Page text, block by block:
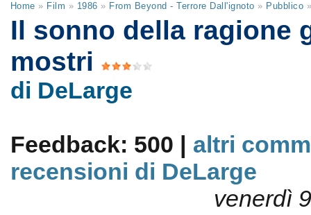
Home » Film » 1986 » From Beyond - Terrore Dall'ignoto » Pubblico
Il sonno della ragione
mostri
di DeLarge
Feedback: 500 | altri
recensioni di DeLarge
venerdì